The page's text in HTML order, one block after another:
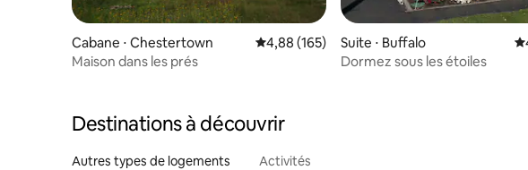
Cabane ⋅ Chestertown Évaluation moyenne sur la base de 165
4,88 (165)
Maison dans les prés
Suite ⋅ Buffalo
Dormez sous les étoiles
Destinations à découvrir
Autres types de logements Activités